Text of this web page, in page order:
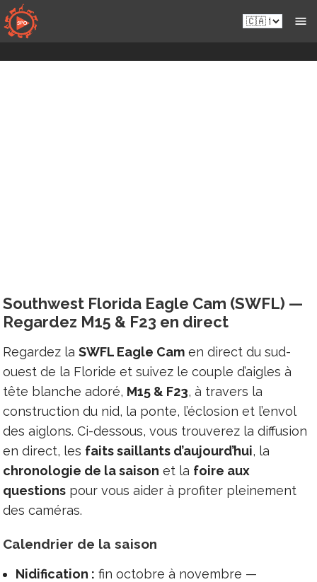
Skip
to
content
fr-
ca.sportsmansparadiseonline.com
Southwest Florida Eagle Cam (SWFL) —
Regardez M15 & F23 en direct
Regardez la SWFL Eagle Cam en direct du sud-
ouest de la Floride et suivez le couple d’aigles à
tête blanche adoré, M15 & F23, à travers la
construction du nid, la ponte, l’éclosion et l’envol
des aiglons. Ci-dessous, vous trouverez la diffusion
en direct, les faits saillants d’aujourd’hui, la
chronologie de la saison et la foire aux
questions pour vous aider à profiter pleinement
des caméras.
Calendrier de la saison
Nidification : fin octobre à novembre —